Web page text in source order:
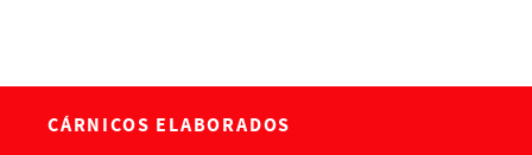
CÁRNICOS ELABORADOS